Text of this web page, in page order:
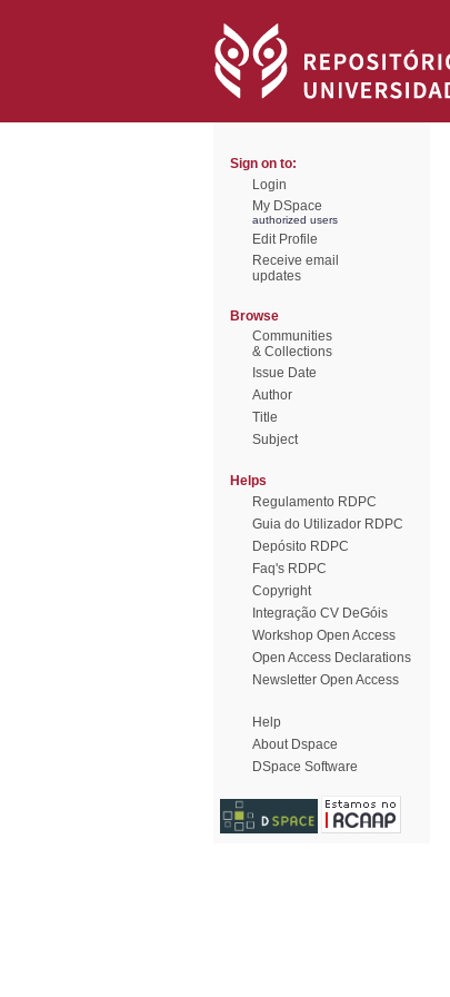
Sign on to:
Login
My DSpace
authorized users
Edit Profile
Receive email
updates
Browse
Communities
& Collections
Issue Date
Author
Title
Subject
Helps
Regulamento RDPC
Guia do Utilizador RDPC
Depósito RDPC
Faq's RDPC
Copyright
Integração CV DeGóis
Workshop Open Access
Open Access Declarations
Newsletter Open Access
Help
About Dspace
DSpace Software